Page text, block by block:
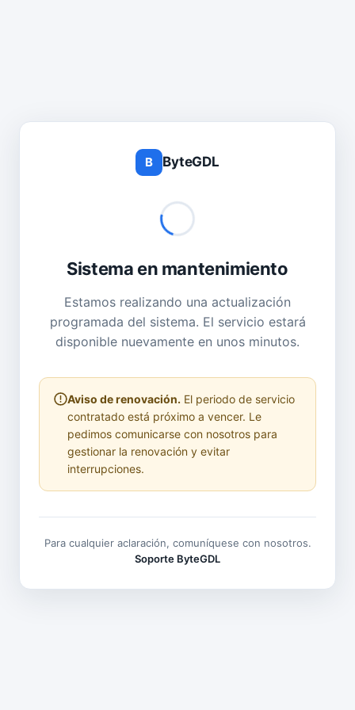
B ByteGDL
Sistema en mantenimiento
Estamos realizando una actualización
programada del sistema. El servicio estará
disponible nuevamente en unos minutos.
Aviso de renovación. El periodo de servicio
contratado está próximo a vencer. Le
pedimos comunicarse con nosotros para
gestionar la renovación y evitar
interrupciones.
Para cualquier aclaración, comuníquese con nosotros.
Soporte ByteGDL